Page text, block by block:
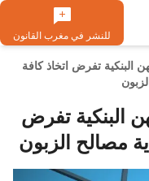
للنشر في مغرب القانون
البنكية تفرض اتخاذ كافة
البنكية تفرض
مصالح الزبون